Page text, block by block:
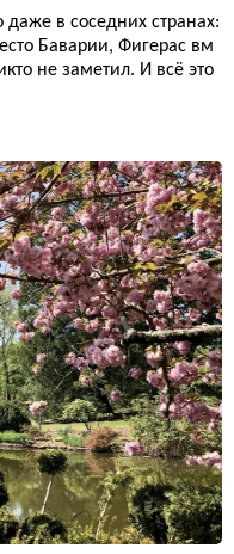
в соседних странах:
Баварии, Фигерас вм
не заметил. И всё это